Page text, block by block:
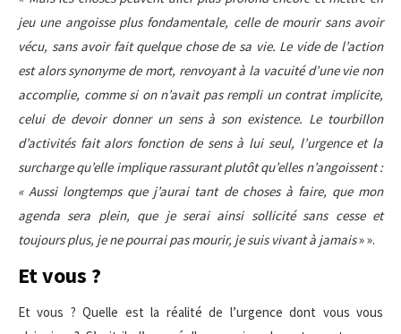
jeu une angoisse plus fondamentale, celle de mourir sans avoir
vécu, sans avoir fait quelque chose de sa vie. Le vide de l’action
est alors synonyme de mort, renvoyant à la vacuité d’une vie non
accomplie, comme si on n’avait pas rempli un contrat implicite,
celui de devoir donner un sens à son existence. Le tourbillon
d’activités fait alors fonction de sens à lui seul, l’urgence et la
surcharge qu’elle implique rassurant plutôt qu’elles n’angoissent :
« Aussi longtemps que j’aurai tant de choses à faire, que mon
agenda sera plein, que je serai ainsi sollicité sans cesse et
toujours plus, je ne pourrai pas mourir, je suis vivant à jamais» ».
Et vous ?
Et vous ? Quelle est la réalité de l’urgence dont vous vous